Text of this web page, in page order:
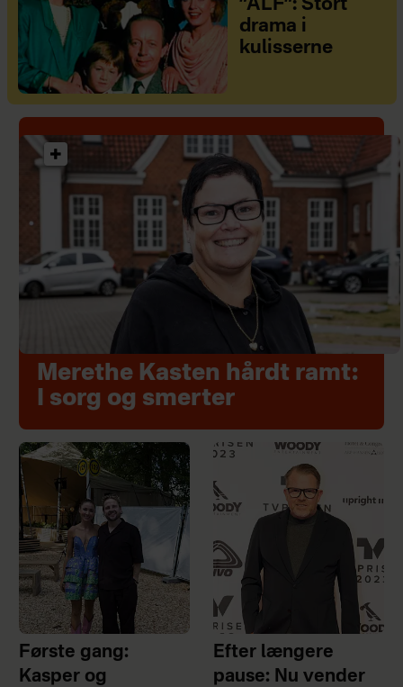
”ALF”: Stort
drama i
kulisserne
Merethe Kasten hårdt ramt:
I sorg og smerter
Første gang:
Kasper og
Efter længere
pause: Nu vender